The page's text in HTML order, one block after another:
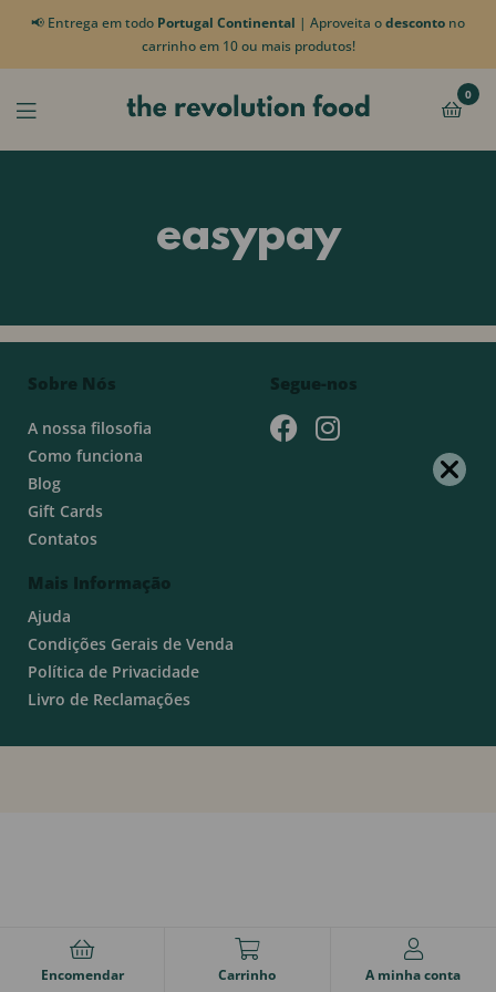
📢 Entrega em todo Portugal Continental | Aproveita odesconto no
carrinho em 10 ou mais produtos!
0
easypay
Sobre Nós
A nossa filosofia
Como funciona
Blog
Gift Cards
Contatos
Mais Informação
Ajuda
Condições Gerais de Venda
Política de Privacidade
Livro de Reclamações
Segue-nos
Encomendar Carrinho A minha conta